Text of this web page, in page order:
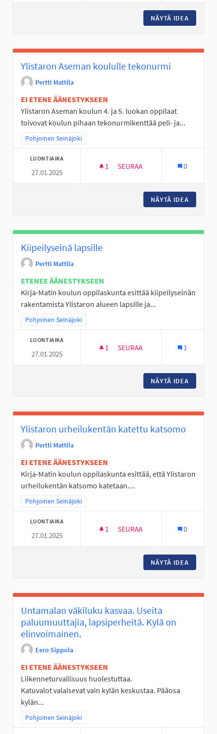
NÄYTÄ IDEA
Ylistaron Aseman koululle tekonurmi
Pertti Mattila
EI ETENE ÄÄNESTYKSEEN
Ylistaron Aseman koulun 4. ja 5. luokan oppilaat
toivovat koulun pihaan tekonurmikenttää peli- ja...
Rajaa tulokset teeman mukaan: Pohjoinen Seinäjoki
Pohjoinen Seinäjoki
LUONTIAIKA
27.01.2025
1 1 SEURAAJA
SEURAA 0
NÄYTÄ IDEA
Kiipeilyseinä lapsille
Pertti Mattila
ETENEE ÄÄNESTYKSEEN
Kirja-Matin koulun oppilaskunta esittää kiipeilyseinän
rakentamista Ylistaron alueen lapsille ja...
Rajaa tulokset teeman mukaan: Pohjoinen Seinäjoki
Pohjoinen Seinäjoki
LUONTIAIKA
27.01.2025
1 1 SEURAAJA
SEURAA 1
NÄYTÄ IDEA
Ylistaron urheilukentän katettu katsomo
Pertti Mattila
EI ETENE ÄÄNESTYKSEEN
Kirja-Matin koulun oppilaskunta esittää, että Ylistaron
urheilukentän katsomo katetaan....
Rajaa tulokset teeman mukaan: Pohjoinen Seinäjoki
Pohjoinen Seinäjoki
LUONTIAIKA
27.01.2025
1 1 SEURAAJA
SEURAA 0
NÄYTÄ IDEA
Untamalan väkiluku kasvaa. Useita
paluumuuttajia, lapsiperheitä. Kylä on
elinvoimainen.
Eero Sippola
EI ETENE ÄÄNESTYKSEEN
Liikenneturvallisuus huolestuttaa.
Katuvalot valaisevat vain kylän keskustaa. Pääosa
kylän...
Rajaa tulokset teeman mukaan: Pohjoinen Seinäjoki
Pohjoinen Seinäjoki